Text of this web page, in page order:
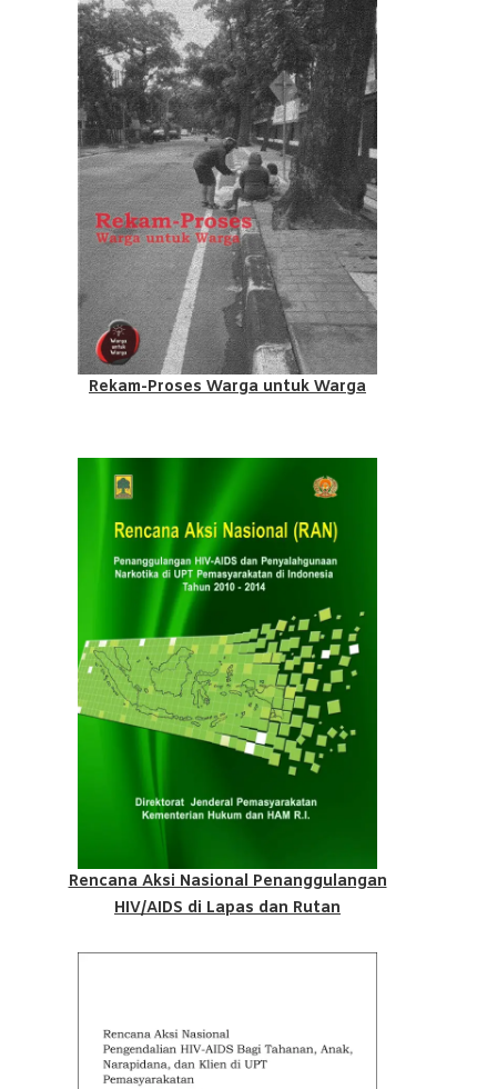
Rekam-Proses Warga untuk Warga
Rencana Aksi Nasional Penanggulangan
HIV/AIDS di Lapas dan Rutan